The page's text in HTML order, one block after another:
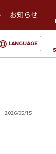
お知らせ
択すると言語
LANGUAGE
2026/05/15